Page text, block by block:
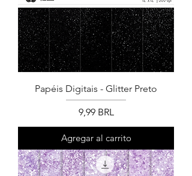
Papéis Digitais - Glitter Preto
Precio
9,99 BRL
Agregar al carrito